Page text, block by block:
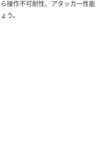
操作不可耐性、アタッカー性能
う。